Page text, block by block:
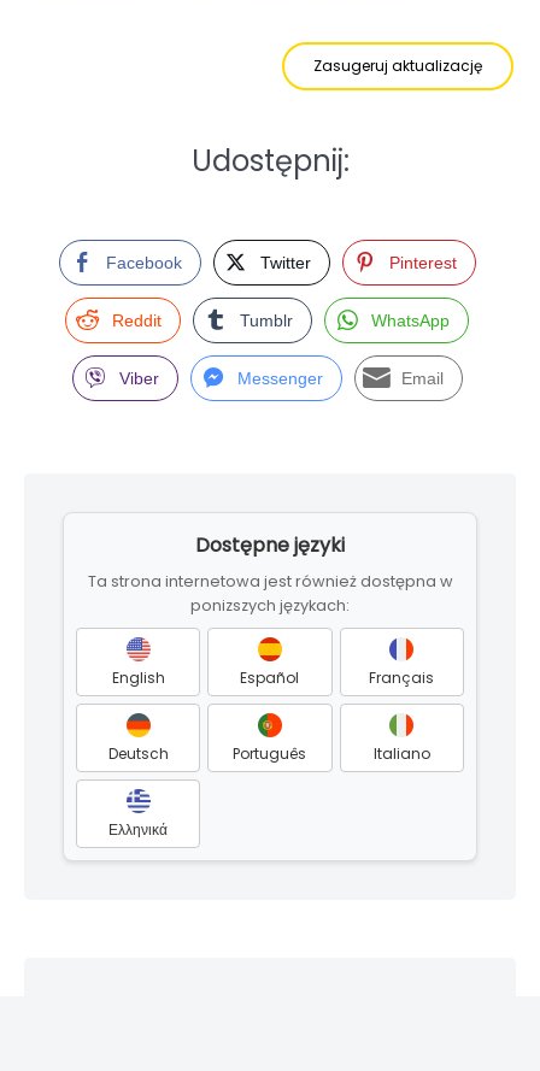
Zasugeruj aktualizację
Udostępnij:
Facebook Twitter Pinterest
Reddit Tumblr WhatsApp
Viber Messenger Email
Dostępne języki
Ta strona internetowa jest również dostępna w
ponizszych językach:
English Español Français
Deutsch Português Italiano
Ελληνικά